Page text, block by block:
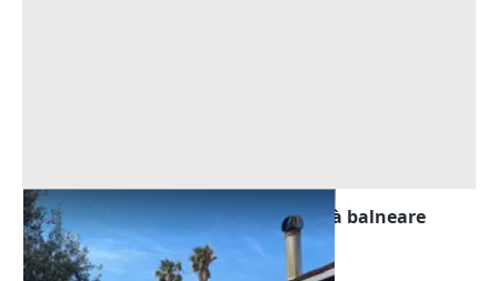
Asta Villetta unifamiliare in località balneare
Offerta minima
119.529 €